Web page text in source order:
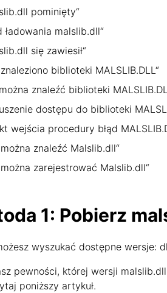
pominięty“
ładowania malslib.dll“
się zawiesił“
biblioteki MALSLIB.DLL“
znaleźć biblioteki
dostępu do biblioteki
wejścia procedury błąd
znaleźć Malslib.dll“
zarejestrować Malslib.dll“
1: Pobierz
wyszukać dostępne wersje:
pewności, której wersji
poniższy artykuł.